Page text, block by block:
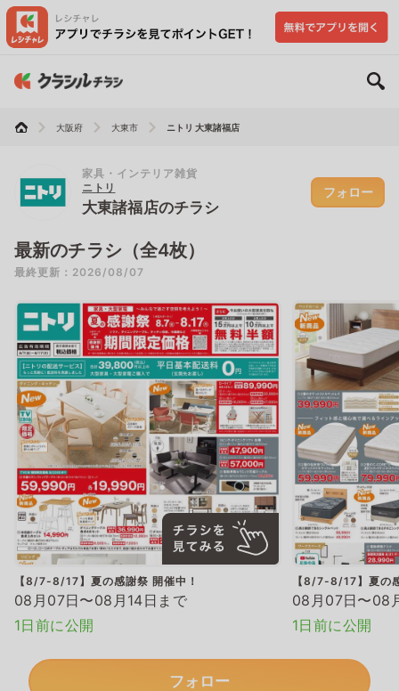
大阪府 大東市 ニトリ 大東諸福店
家具・インテリア雑貨
ニトリ
大東諸福店のチラシ
フォロー
最新のチラシ（全4枚）
最終更新：2026/08/07
【8/7-8/17】夏の感謝祭 開催中！
08月07日〜08月14日まで
1日前に公開
【8/7-8/17】夏の
08月07日〜08
1日前に公開
フォロー